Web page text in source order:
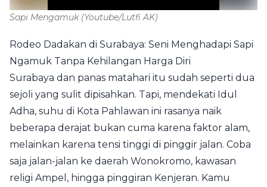
Sapi Mengamuk (Youtube/Lutfi AK)
Rodeo Dadakan di Surabaya: Seni Menghadapi Sapi
Ngamuk Tanpa Kehilangan Harga Diri
Surabaya dan panas matahari itu sudah seperti dua
sejoli yang sulit dipisahkan. Tapi, mendekati Idul
Adha, suhu di Kota Pahlawan ini rasanya naik
beberapa derajat bukan cuma karena faktor alam,
melainkan karena tensi tinggi di pinggir jalan. Coba
saja jalan-jalan ke daerah Wonokromo, kawasan
religi Ampel, hingga pinggiran Kenjeran. Kamu